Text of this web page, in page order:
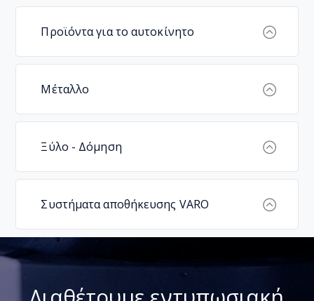
Προϊόντα για το αυτοκίνητο
Μέταλλο
Ξύλο - Δόμηση
Συστήματα αποθήκευσης VARO